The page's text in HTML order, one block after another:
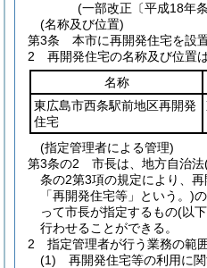
(一部改正〔平成18年
(名称及び位置)
第3条
本市に再開発住宅を設置
2
再開発住宅の名称及び位置
名称
東広島市西条駅前地区再開発
住宅
(指定管理者による管理)
第3条の2
市長は、地方自治法
条の2第3項の規定により、
「再開発住宅等」という。)
って市長が指定するもの(以
行わせることができる。
2
指定管理者が行う業務の範
(1)
再開発住宅等の利用に関